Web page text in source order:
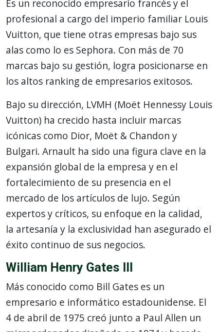
Es un reconocido empresario francés y el
profesional a cargo del imperio familiar Louis
Vuitton, que tiene otras empresas bajo sus
alas como lo es Sephora. Con más de 70
marcas bajo su gestión, logra posicionarse en
los altos ranking de empresarios exitosos.
Bajo su dirección, LVMH (Moët Hennessy Louis
Vuitton) ha crecido hasta incluir marcas
icónicas como Dior, Moët & Chandon y
Bulgari. Arnault ha sido una figura clave en la
expansión global de la empresa y en el
fortalecimiento de su presencia en el
mercado de los artículos de lujo. Según
expertos y críticos, su enfoque en la calidad,
la artesanía y la exclusividad han asegurado el
éxito continuo de sus negocios.
William Henry Gates III
Más conocido como Bill Gates es un
empresario e informático estadounidense. El
4 de abril de 1975 creó junto a Paul Allen un